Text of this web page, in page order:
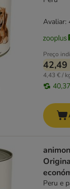
Preço
42,49
4,43 € /
Avaliar:
Peru e